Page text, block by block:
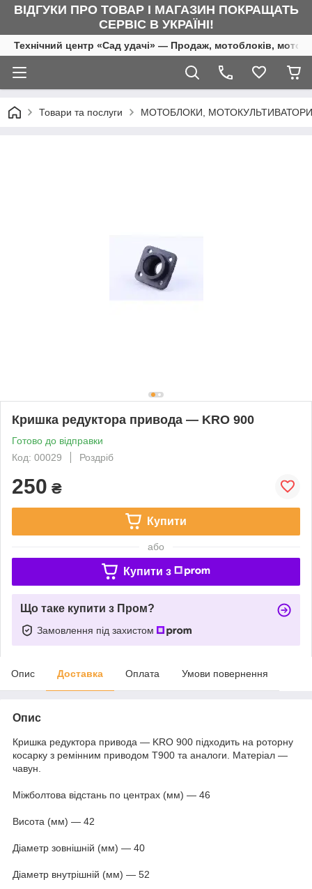
ВІДГУКИ ПРО ТОВАР І МАГАЗИН ПОКРАЩАТЬ
СЕРВІС В УКРАЇНІ!
Технічний центр «Сад удачі» — Продаж, мотоблоків,
Товари та послуги МОТОБЛОКИ,
Кришка редуктора привода — KRO 900
Готово до відправки
Код: 00029
Роздріб
250 ₴
Купити
або
Купити з
Що таке купити з Пром?
Замовлення під захистом
Опис Доставка Оплата Умови повернення
Опис
Кришка редуктора привода — KRO 900 підходить на роторну
косарку з ремінним приводом Т900 та аналоги. Матеріал —
чавун.
Міжболтова відстань по центрах (мм) — 46
Висота (мм) — 42
Діаметр зовнішній (мм) — 40
Діаметр внутрішній (мм) — 52